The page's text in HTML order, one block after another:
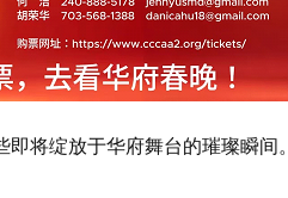
将绽放于华府舞台的璀璨瞬间。